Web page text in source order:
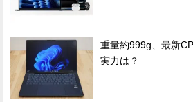
重量約999g、最新
実力は？